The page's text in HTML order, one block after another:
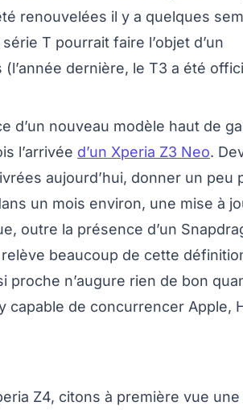
renouvelées il y a quelques
série T pourrait faire l’objet d’un
dernière, le T3 a été
d’un nouveau modèle haut de
l’arrivée d’un Xperia Z3 Neo.
aujourd’hui, donner un peu
un mois environ, une mise à
outre la présence d’un
beaucoup de cette
n’augure rien de bon
capable de concurrencer Apple,
Z4, citons à première vue une